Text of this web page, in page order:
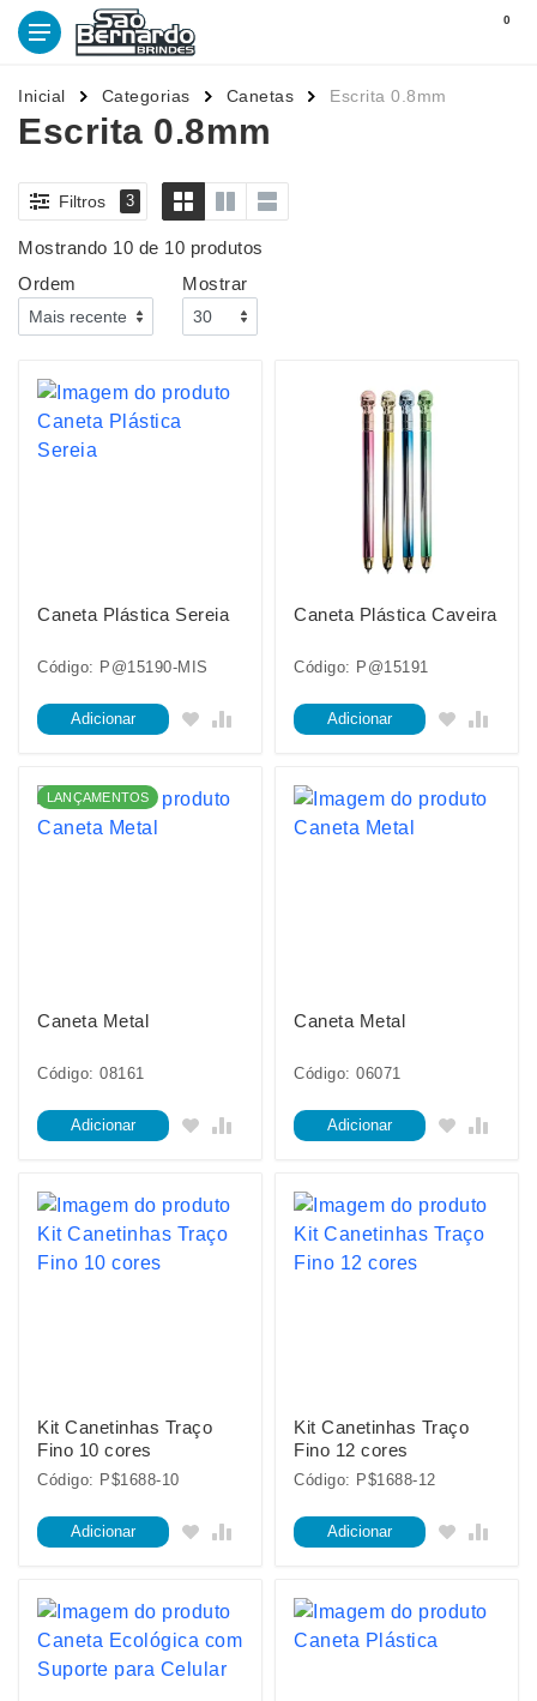
0
Inicial Categorias Canetas Escrita 0.8mm
Escrita 0.8mm
Filtros 3
Mostrando 10 de 10 produtos
Ordem
Mostrar
Caneta Plástica Sereia
Código: P@15190-MIS
Adicionar
Caneta Plástica Caveira
Código: P@15191
Adicionar
LANÇAMENTOS
Caneta Metal
Código: 08161
Adicionar
Caneta Metal
Código: 06071
Adicionar
Kit Canetinhas Traço
Fino 10 cores
Código: P$1688-10
Adicionar
Kit Canetinhas Traço
Fino 12 cores
Código: P$1688-12
Adicionar